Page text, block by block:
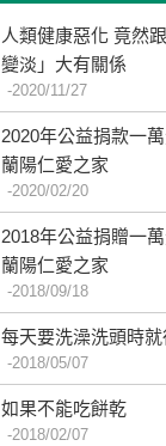
人類健康惡化 竟然
變淡」大有關係
2020/11/27
2020年公益捐款一
蘭陽仁愛之家
2020/02/20
2018年公益捐贈一
蘭陽仁愛之家
2018/09/18
每天要洗澡洗頭時就
2018/05/07
如果不能吃餅乾
2018/02/07